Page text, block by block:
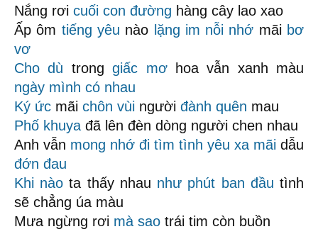
Nắng rơi cuối con đường hàng cây lao xao
Ấp ôm tiếng yêu nào lặng im nỗi nhớ mãi bơ
vơ
Cho dù tronggiấc mơhoa vẫn xanh màu
ngày mình có nhau
Ký ức mãi chôn vùi người đành quên mau
Phố khuya đã lên đèn dòng người chen nhau
Anh vẫn mong nhớ đi tìm tình yêu xa mãi dẫu
đớn đau
Khi nào ta thấy nhau như phút ban đầu tình
sẽ chẳng úa màu
Mưa ngừng rơi mà sao trái tim còn buồn